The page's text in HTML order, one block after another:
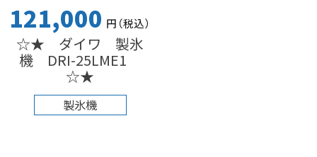
121,000 円（税込）
☆★ ダイワ 製氷
機 DRI-25LME1
☆★
製氷機